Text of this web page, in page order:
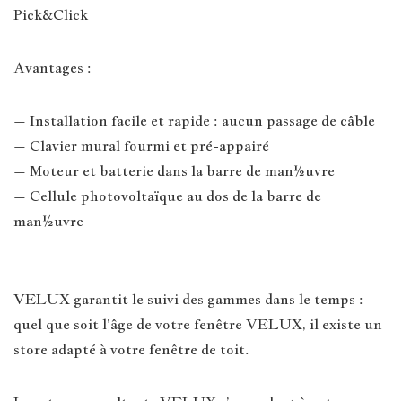
Pick&Click
Avantages :
– Installation facile et rapide : aucun passage de câble
– Clavier mural fourmi et pré-appairé
– Moteur et batterie dans la barre de man½uvre
– Cellule photovoltaïque au dos de la barre de
man½uvre
VELUX garantit le suivi des gammes dans le temps :
quel que soit l’âge de votre fenêtre VELUX, il existe un
store adapté à votre fenêtre de toit.